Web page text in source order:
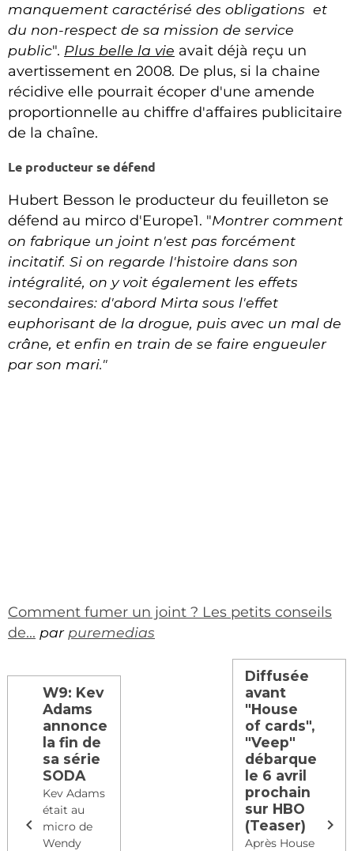
manquement caractérisé des obligations et
du non-respect de sa mission de service
public". Plus belle la vie avait déjà reçu un
avertissement en 2008. De plus, si la chaine
récidive elle pourrait écoper d'une amende
proportionnelle au chiffre d'affaires publicitaire
de la chaîne.
Le producteur se défend
Hubert Besson le producteur du feuilleton se
défend au mirco d'Europe1. "Montrer comment
on fabrique un joint n'est pas forcément
incitatif. Si on regarde l'histoire dans son
intégralité, on y voit également les effets
secondaires: d'abord Mirta sous l'effet
euphorisant de la drogue, puis avec un mal de
crâne, et enfin en train de se faire engueuler
par son mari."
Comment fumer un joint ? Les petits conseils
de... par puremedias
W9: Kev
Adams
annonce
la fin de
sa série
SODA
Kev Adams
était au
micro de
Wendy
Diffusée
avant
"House
of cards",
"Veep"
débarque
le 6 avril
prochain
sur HBO
(Teaser)
Après House